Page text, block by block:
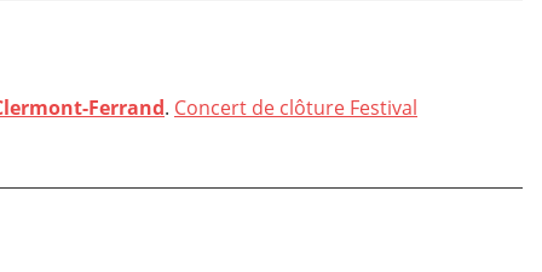
Ferrand. Concert de clôture Festival